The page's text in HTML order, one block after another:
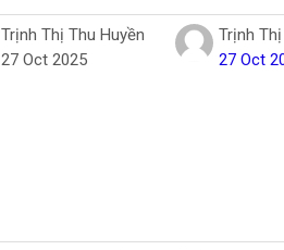
Trịnh Thị Thu Huyền
27 Oct 2025
Trịnh
27 Oct